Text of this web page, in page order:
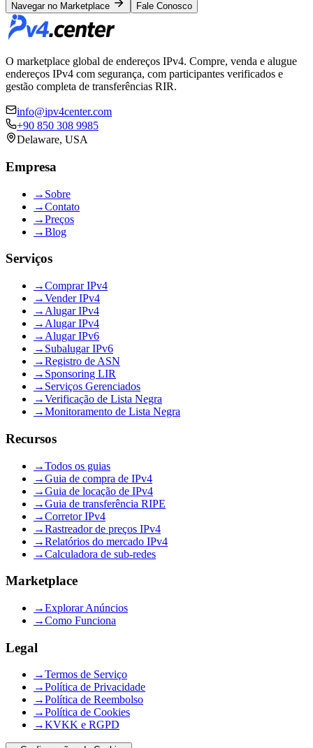
Navegar no Marketplace Fale Conosco
O marketplace global de endereços IPv4. Compre, venda e alugue
endereços IPv4 com segurança, com participantes verificados e
gestão completa de transferências RIR.
info@ipv4center.com
+90 850 308 9985
Delaware, USA
Empresa
→ Sobre
→Contato
→Preços
→Blog
Serviços
→Comprar IPv4
→Vender IPv4
→ Alugar IPv4
→ Alugar IPv4
→ Alugar IPv6
→ Subalugar IPv6
→Registro de ASN
→ Sponsoring LIR
→ Serviços Gerenciados
→Verificação de Lista Negra
→Monitoramento de Lista Negra
Recursos
→Todos os guias
→Guia de compra de IPv4
→Guia de locação de IPv4
→Guia de transferência RIPE
→Corretor IPv4
→Rastreador de preços IPv4
→Relatórios do mercado IPv4
→Calculadora de sub-redes
Marketplace
→Explorar Anúncios
→Como Funciona
Legal
→Termos de Serviço
→Política de Privacidade
→Política de Reembolso
→Política de Cookies
→KVKK e RGPD